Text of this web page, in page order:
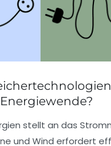
stellt an das
und Wind erfordert